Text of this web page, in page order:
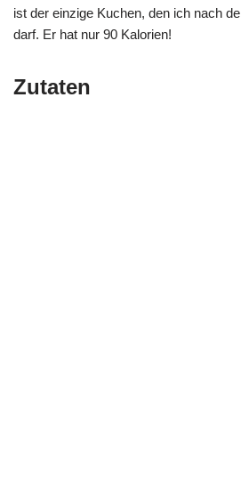
ist der einzige Kuchen, den ich nach
darf. Er hat nur 90 Kalorien!
Zutaten